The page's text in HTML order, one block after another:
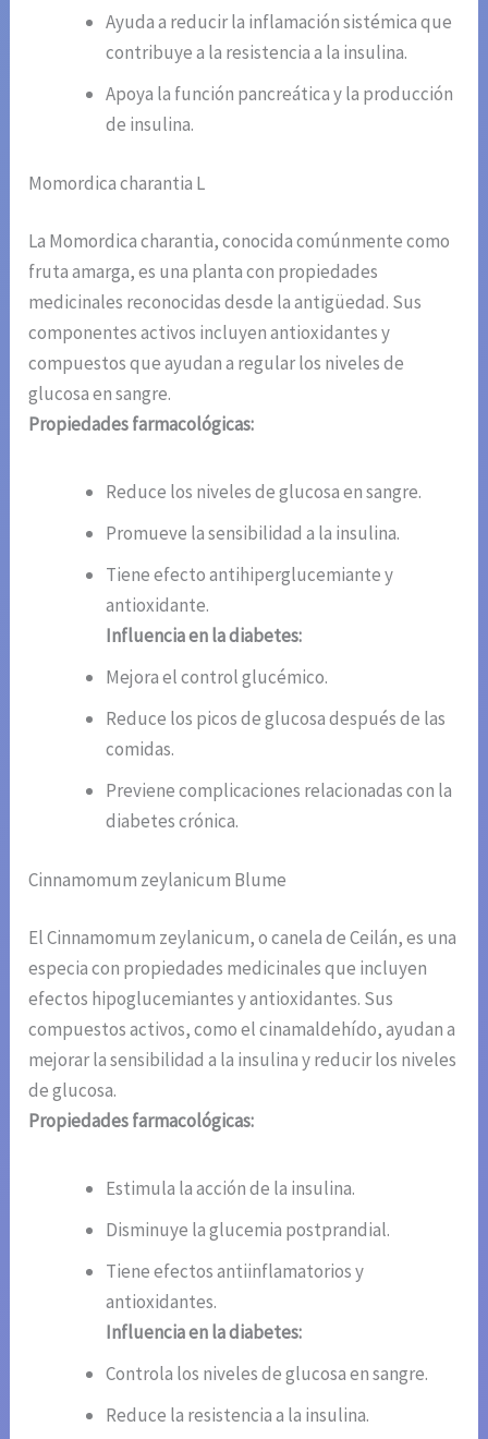
Ayuda a reducir la inflamación sistémica que
contribuye a la resistencia a la insulina.
Apoya la función pancreática y la producción
de insulina.
Momordica charantia L
La Momordica charantia, conocida comúnmente como
fruta amarga, es una planta con propiedades
medicinales reconocidas desde la antigüedad. Sus
componentes activos incluyen antioxidantes y
compuestos que ayudan a regular los niveles de
glucosa en sangre.
Propiedades farmacológicas:
Reduce los niveles de glucosa en sangre.
Promueve la sensibilidad a la insulina.
Tiene efecto antihiperglucemiante y
antioxidante.
Influencia en la diabetes:
Mejora el control glucémico.
Reduce los picos de glucosa después de las
comidas.
Previene complicaciones relacionadas con la
diabetes crónica.
Cinnamomum zeylanicum Blume
El Cinnamomum zeylanicum, o canela de Ceilán, es una
especia con propiedades medicinales que incluyen
efectos hipoglucemiantes y antioxidantes. Sus
compuestos activos, como el cinamaldehído, ayudan a
mejorar la sensibilidad a la insulina y reducir los niveles
de glucosa.
Propiedades farmacológicas:
Estimula la acción de la insulina.
Disminuye la glucemia postprandial.
Tiene efectos antiinflamatorios y
antioxidantes.
Influencia en la diabetes:
Controla los niveles de glucosa en sangre.
Reduce la resistencia a la insulina.